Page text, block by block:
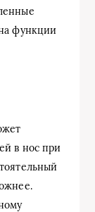
функции
в нос при